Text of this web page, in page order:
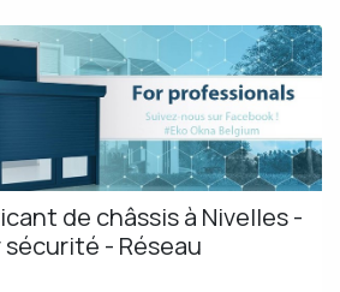
de châssis à Nivelles -
sécurité - Réseau